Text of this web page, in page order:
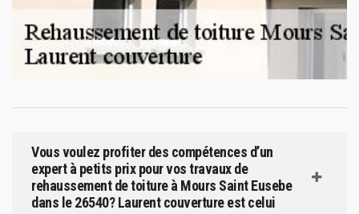
Vous voulez profiter des compétences d’un
expert à petits prix pour vos travaux de
rehaussement de toiture à Mours Saint Eusebe
dans le 26540? Laurent couverture est celui